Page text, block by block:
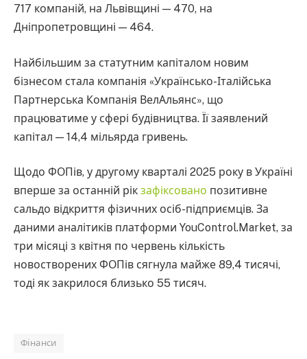
717 компаній, на Львівщині — 470, на
Дніпропетровщині — 464.
Найбільшим за статутним капіталом новим
бізнесом стала компанія «Українсько-Італійська
Партнерська Компанія ВелАльянс», що
працюватиме у сфері будівництва. Її заявлений
капітал — 14,4 мільярда гривень.
Щодо ФОПів, у другому кварталі 2025 року в Україні
вперше за останній рік зафіксовано позитивне
сальдо відкриття фізичних осіб-підприємців. За
даними аналітиків платформи YouControl.Market, за
три місяці з квітня по червень кількість
новостворених ФОПів сягнула майже 89,4 тисячі,
тоді як закрилося близько 55 тисяч.
Фінанси